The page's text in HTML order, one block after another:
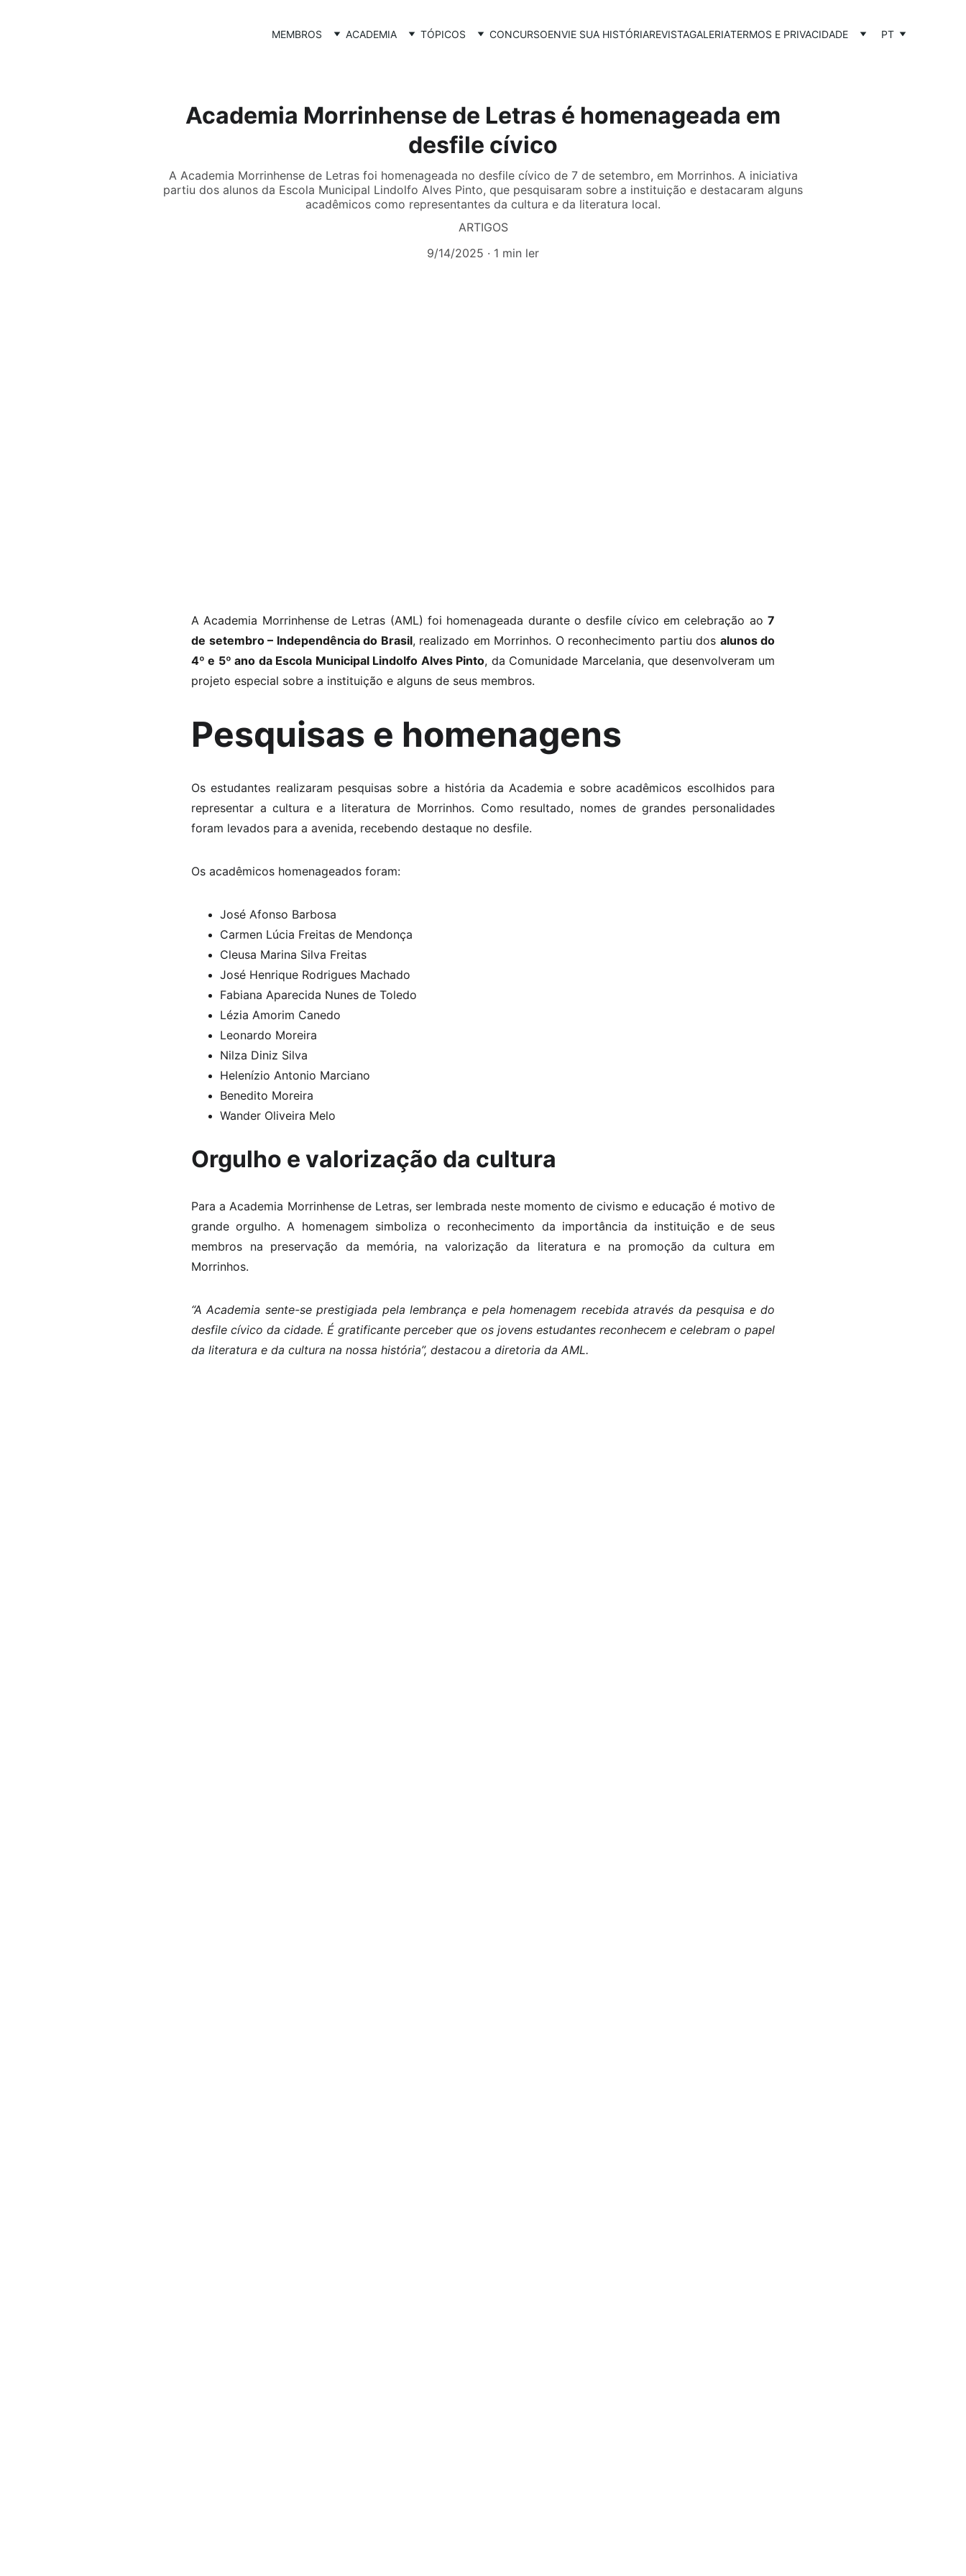
MEMBROS ACADEMIA TÓPICOS CONCURSOENVIE SUA HISTÓRIAREVISTAGALERIATERMOS E PRIVACIDADE PT
Academia Morrinhense de Letras é homenageada em
desfile cívico
A Academia Morrinhense de Letras foi homenageada no desfile cívico de 7 de setembro, em Morrinhos. A iniciativa
partiu dos alunos da Escola Municipal Lindolfo Alves Pinto, que pesquisaram sobre a instituição e destacaram alguns
acadêmicos como representantes da cultura e da literatura local.
ARTIGOS
9/14/2025
1 min ler
A Academia Morrinhense de Letras (AML) foi homenageada durante o desfile cívico em celebração ao 7
de setembro – Independência do Brasil, realizado em Morrinhos. O reconhecimento partiu dos alunos do
4º e 5º ano da Escola Municipal Lindolfo Alves Pinto, da Comunidade Marcelania, que desenvolveram um
projeto especial sobre a instituição e alguns de seus membros.
Pesquisas e homenagens
Os estudantes realizaram pesquisas sobre a história da Academia e sobre acadêmicos escolhidos para
representar a cultura e a literatura de Morrinhos. Como resultado, nomes de grandes personalidades
foram levados para a avenida, recebendo destaque no desfile.
Os acadêmicos homenageados foram:
José Afonso Barbosa
Carmen Lúcia Freitas de Mendonça
Cleusa Marina Silva Freitas
José Henrique Rodrigues Machado
Fabiana Aparecida Nunes de Toledo
Lézia Amorim Canedo
Leonardo Moreira
Nilza Diniz Silva
Helenízio Antonio Marciano
Benedito Moreira
Wander Oliveira Melo
Orgulho e valorização da cultura
Para a Academia Morrinhense de Letras, ser lembrada neste momento de civismo e educação é motivo de
grande orgulho. A homenagem simboliza o reconhecimento da importância da instituição e de seus
membros na preservação da memória, na valorização da literatura e na promoção da cultura em
Morrinhos.
“A Academia sente-se prestigiada pela lembrança e pela homenagem recebida através da pesquisa e do
desfile cívico da cidade. É gratificante perceber que os jovens estudantes reconhecem e celebram o papel
da literatura e da cultura na nossa história”, destacou a diretoria da AML.